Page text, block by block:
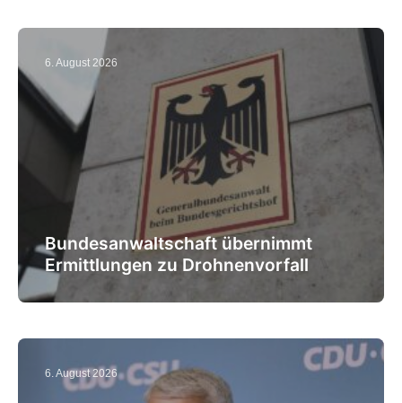
6. August 2026
Bundesanwaltschaft übernimmt
Ermittlungen zu Drohnenvorfall
6. August 2026